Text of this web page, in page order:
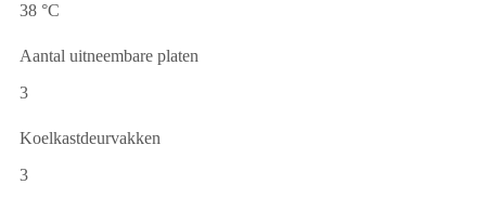
38 °C
Aantal uitneembare platen
3
Koelkastdeurvakken
3